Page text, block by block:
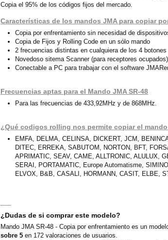
Copia el 95% de los códigos fijos del mercado.
Características de los mandos JMA para copiar
Copia por enfrentamiento sin necesidad de
Copia de Fijos y Rolling Code en un sólo mando
2 frecuencias distintas en cualquiera de los 4 botones
Novedoso sitema Scanner (para receptores ocupados)
Conectable a PC para trabajar con el software
Frecuencias aptas para el Mando JMA SR-48
Para las frecuencias de 433,92MHz y de 868MHz.
¿Qué codigos rolling nos permite copiar el mando
EMFA, DELMA, CELINSA, DICKERT, JCM,
DITEC, ERREKA, SABUTOM, NORTON, BFT,
APRIMATIC, SEAV, CAME, ALLTRONIC, ALULUX,
SERAI, PORTAMATIC, Europe Automatisme,
ELVOX, B&B, CASALI, HORMANN, CASIT, ELBE,
¿Dudas de si comprar este modelo?
Mando JMA SR-48 - Copia por enfrentamiento es un
sobre 5 en 172 valoraciones de usuarios.